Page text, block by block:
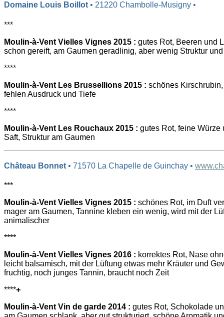
Domaine Louis Boillot • 21220 Chambolle-Musigny •
***
Moulin-à-Vent Vielles Vignes 2015 : gutes Rot, Beeren und
schon gereift, am Gaumen geradlinig, aber wenig Struktur
****
Moulin-à-Vent Les Brussellions 2015 : schönes
fehlen Ausdruck und Tiefe
****
Moulin-à-Vent Les Rouchaux 2015 : gutes Rot, feine Würze
Saft, Struktur am Gaumen
Château Bonnet • 71570 La Chapelle de Guinchay •
***
Moulin-à-Vent Vielles Vignes 2015 : schönes Rot, im Duft
mager am Gaumen, Tannine kleben ein wenig, wird mit der
animalischer
****
Moulin-à-Vent Vielles Vignes 2016 : korrektes Rot, Nase
leicht balsamisch, mit der Lüftung etwas mehr Kräuter und
fruchtig, noch junges Tannin, braucht noch Zeit
****+
Moulin-à-Vent Vin de garde 2014 : gutes Rot, Schokolade